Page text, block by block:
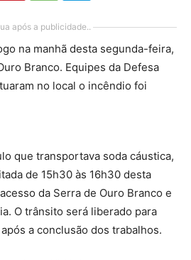
após a publicidade..
na manhã desta segunda-feira,
Branco. Equipes da Defesa
no local o incêndio foi
que transportava soda cáustica,
de 15h30 às 16h30 desta
da Serra de Ouro Branco e
O trânsito será liberado para
a conclusão dos trabalhos.